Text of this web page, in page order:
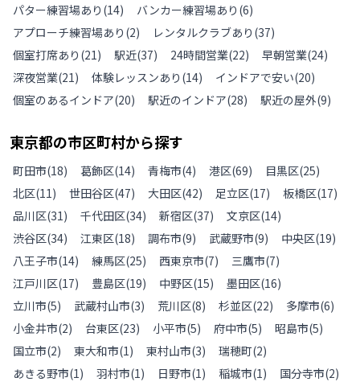
パター練習場あり (14) バンカー練習場あり (6)
アプローチ練習場あり (2) レンタルクラブあり (37)
個室打席あり (21) 駅近(37) 24時間営業(22) 早朝営業(24)
深夜営業(21) 体験レッスンあり (14) インドアで安い(20)
個室のあるインドア(20) 駅近のインドア(28) 駅近の屋外(9)
東京都の市区町村から探す
町田市(18) 葛飾区(14) 青梅市(4) 港区(69) 目黒区(25)
北区(11) 世田谷区(47) 大田区(42) 足立区(17) 板橋区(17)
品川区(31) 千代田区(34) 新宿区(37) 文京区(14)
渋谷区(34) 江東区(18) 調布市(9) 武蔵野市(9) 中央区(19)
八王子市(14) 練馬区(25) 西東京市(7) 三鷹市(7)
江戸川区(17) 豊島区(19) 中野区(15) 墨田区(16)
立川市(5) 武蔵村山市(3) 荒川区(8) 杉並区(22) 多摩市(6)
小金井市(2) 台東区(23) 小平市(5) 府中市(5) 昭島市(5)
国立市(2) 東大和市(1) 東村山市(3) 瑞穂町(2)
あきる野市(1) 羽村市(1) 日野市(1) 稲城市(1) 国分寺市(2)